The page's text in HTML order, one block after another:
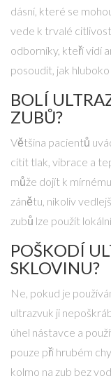
dásní, které se
vede k trvalé
odborníky, kteří vidí
posoudit, jak
BOLÍ
ZUBŮ?
Většina pacientů
cítit tlak, vibrace a
může dojít k
zánětu, nikoliv
zubů lze použít
POŠKODÍ
SKLOVINU?
Ne, pokud je
ultrazvuk ji
úhel nástavce a
pouze při hrubém
kolmo na zub bez